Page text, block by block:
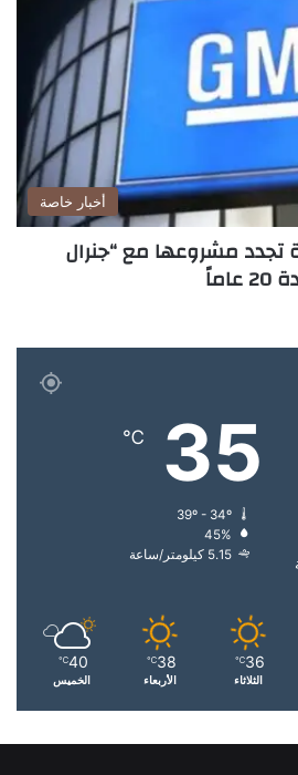
أخبار خاصة
تجدد مشروعها مع “جنرال
35
℃
45%
5.15 كيلومتر/ساعة
36
℃
الثلاثاء
38
℃
الأربعاء
40
℃
الخميس